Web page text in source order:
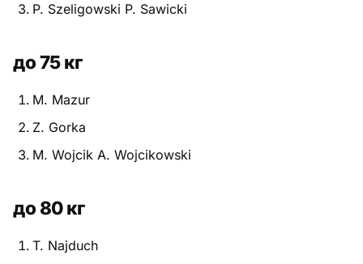
Травмы
Тренировочный процесс
Турниры
P. Szeligowski P. Sawicki
до 75 кг
M. Mazur
Z. Gorka
M. Wojcik A. Wojcikowski
до 80 кг
T. Najduch